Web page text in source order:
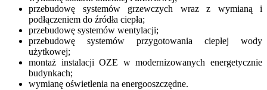
przebudowę systemów grzewczych wraz z wymianą i
podłączeniem do źródła ciepła;
przebudowę systemów wentylacji;
przebudowę systemów przygotowania ciepłej wody
użytkowej;
montaż instalacji OZE w modernizowanych energetycznie
budynkach;
wymianę oświetlenia na energooszczędne.